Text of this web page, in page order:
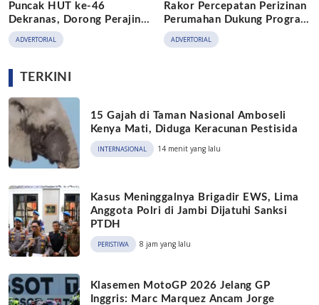
Puncak HUT ke-46
Dekranas, Dorong Perajin
Muaro Jambi Naik Kelas
ADVERTORIAL
Rakor Percepatan Perizinan
Perumahan Dukung Program
3 Juta Rumah
ADVERTORIAL
TERKINI
15 Gajah di Taman Nasional Amboseli
Kenya Mati, Diduga Keracunan Pestisida
INTERNASIONAL 14 menit yang lalu
Kasus Meninggalnya Brigadir EWS, Lima
Anggota Polri di Jambi Dijatuhi Sanksi
PTDH
PERISTIWA 8 jam yang lalu
Klasemen MotoGP 2026 Jelang GP
Inggris: Marc Marquez Ancam Jorge